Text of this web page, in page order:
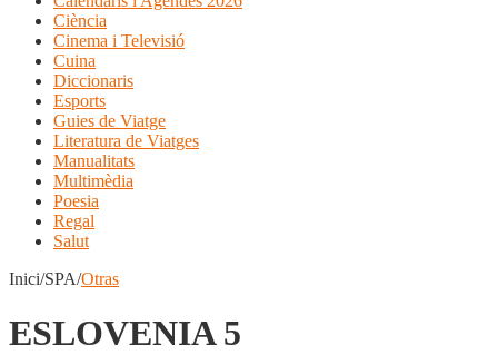
Ciència
Cinema i Televisió
Cuina
Diccionaris
Esports
Guies de Viatge
Literatura de Viatges
Manualitats
Multimèdia
Poesia
Regal
Salut
Inici/SPA/Otras
ESLOVENIA 5